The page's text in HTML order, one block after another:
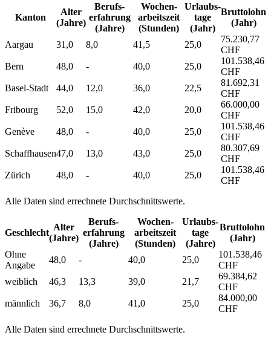
Kanton
Alter
(Jahre)
Berufs­
erfahrung
(Jahre)
Wochen­
arbeitszeit
(Stunden)
Urlaubs­
tage
(Jahr)
Bruttolohn
(Jahr)
Aargau 31,0 8,0 41,5 25,0
75.230,77
CHF
Bern
48,0 - 40,0 25,0
101.538,46
CHF
Basel-Stadt
44,0 12,0 36,0 22,5
81.692,31
CHF
Fribourg
52,0 15,0 42,0 20,0
66.000,00
CHF
Genève
48,0 - 40,0 25,0
101.538,46
CHF
Schaffhausen47,0 13,0 43,0 25,0
80.307,69
CHF
Zürich
48,0 - 40,0 25,0
101.538,46
CHF
Alle Daten sind errechnete Durchschnittswerte.
Geschlecht
Alter
(Jahre)
Berufs­
erfahrung
(Jahre)
Wochen­
arbeitszeit
(Stunden)
Urlaubs­
tage
(Jahre)
Bruttolohn
(Jahr)
Ohne
Angabe
48,0 - 40,0 25,0
101.538,46
CHF
weiblich
46,3 13,3 39,0 21,7
69.384,62
CHF
männlich
36,7 8,0 41,0 25,0
84.000,00
CHF
Alle Daten sind errechnete Durchschnittswerte.